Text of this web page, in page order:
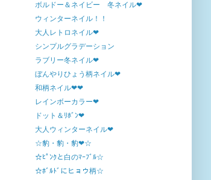
ボルドー＆ネイビー 冬ネイル❤
ウィンターネイル！！
大人レトロネイル❤
シンプルグラデーション
ラブリー冬ネイル❤
ぼんやりひょう柄ネイル❤
和柄ネイル❤❤
レインボーカラー❤
ドット＆ﾘﾎﾞﾝ❤
大人ウィンターネイル❤
☆豹・豹・豹❤☆
☆ﾋﾟﾝｸと白のﾏｰﾌﾞﾙ☆
☆ﾎﾞﾙﾄﾞにヒョウ柄☆